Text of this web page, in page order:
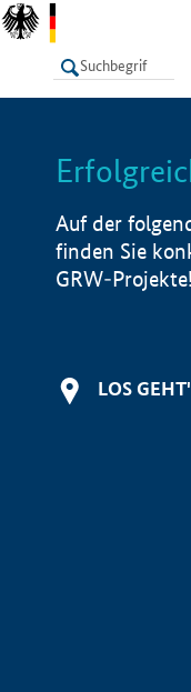
LISTE
Auf der
finden Sie
GRW-Projekte!
LOS